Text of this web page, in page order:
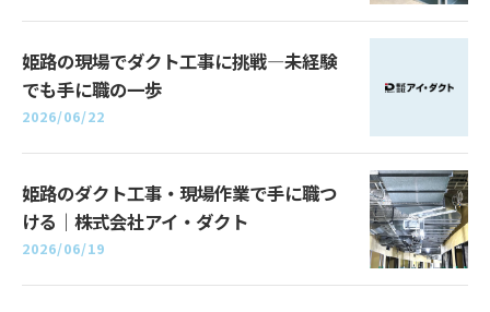
姫路の現場でダクト工事に挑戦—未経験
でも手に職の一歩
2026/06/22
姫路のダクト工事・現場作業で手に職つ
ける｜株式会社アイ・ダクト
2026/06/19